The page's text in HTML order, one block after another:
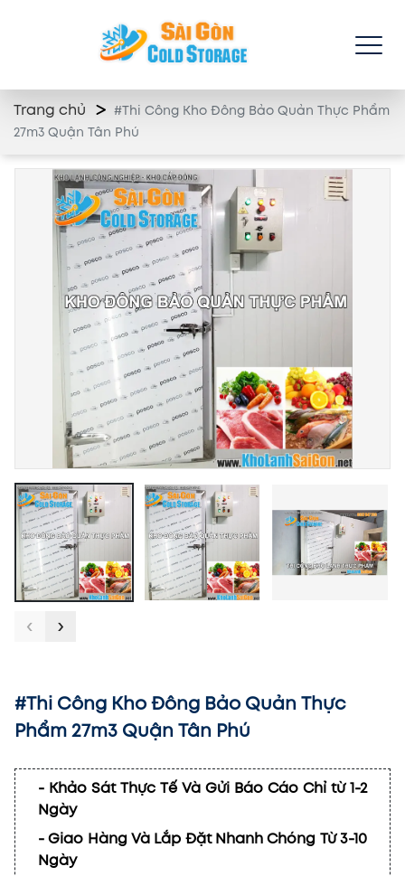
Trang chủ
#Thi Công Kho Đông Bảo Quản Thực Phẩm
27m3 Quận Tân Phú
‹ ›
#Thi Công Kho Đông Bảo Quản Thực
Phẩm 27m3 Quận Tân Phú
- Khảo Sát Thực Tế Và Gửi Báo Cáo Chỉ từ 1-2
Ngày
- Giao Hàng Và Lắp Đặt Nhanh Chóng Từ 3-10
Ngày